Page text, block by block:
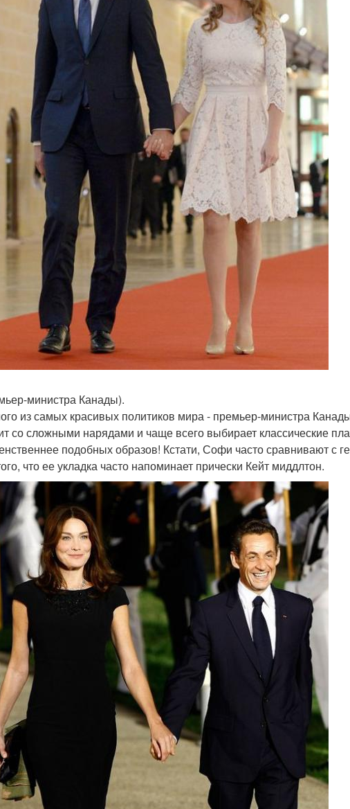
министра Канады).
из самых красивых политиков мира - премьер-министра
со сложными нарядами и чаще всего выбирает классические
подобных образов! Кстати, Софи часто сравнивают с
что ее укладка часто напоминает прически Кейт миддлтон.